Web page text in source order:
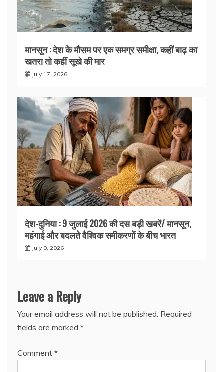
मानसून : देश के मौसम पर एक समग्र समीक्षा, कहीं बाढ़ का
खतरा तो कहीं सूखे की मार
July 17, 2026
देश-दुनिया : 9 जुलाई 2026 की दस बड़ी खबरें/ मानसून,
महंगाई और बदलते वैश्विक समीकरणों के बीच भारत
July 9, 2026
Leave a Reply
Your email address will not be published. Required
fields are marked *
Comment *